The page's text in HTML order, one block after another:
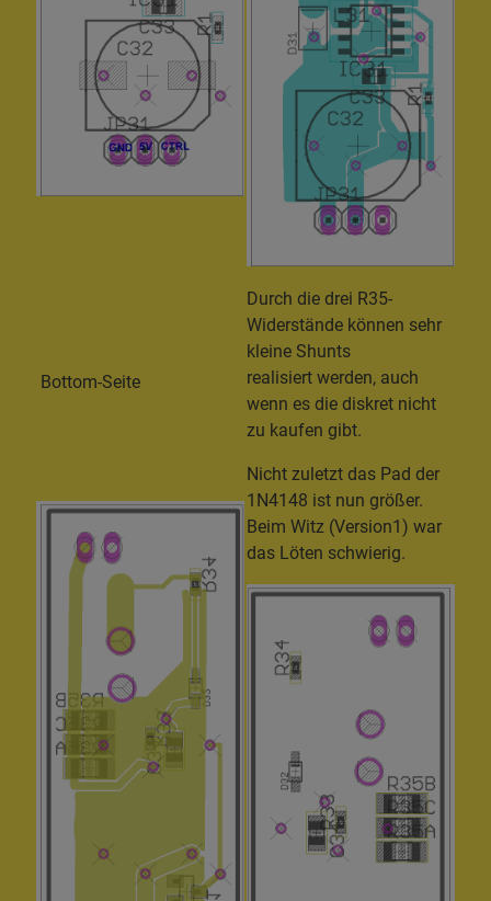
Bottom-Seite
Durch die drei R35-
Widerstände können sehr
kleine Shunts
realisiert werden, auch
wenn es die diskret nicht
zu kaufen gibt.
Nicht zuletzt das Pad der
1N4148 ist nun größer.
Beim Witz (Version1) war
das Löten schwierig.